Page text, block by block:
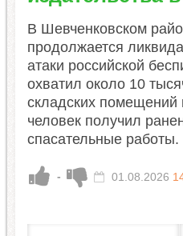
В Шевченковском
продолжается
атаки российской
охватил около 10
складских помещений
человек получил
спасательные работы.
- 01.08.2026